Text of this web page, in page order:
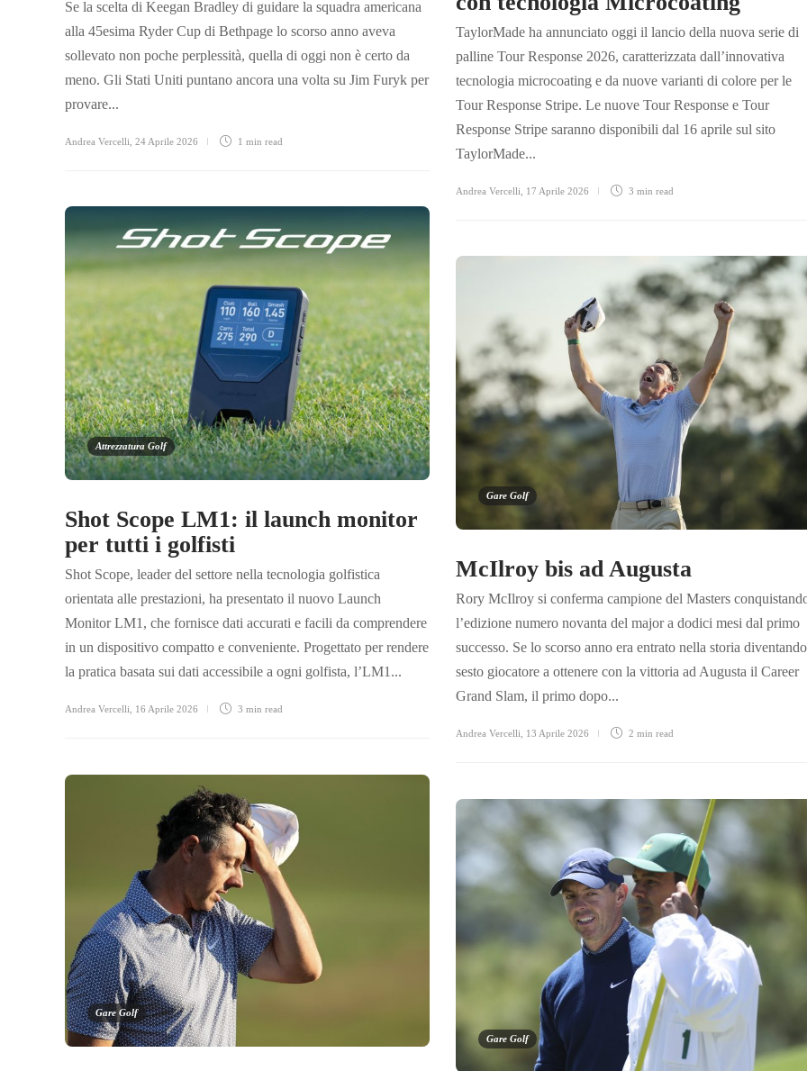
Se la scelta di Keegan Bradley di guidare la squadra americana
alla 45esima Ryder Cup di Bethpage lo scorso anno aveva
sollevato non poche perplessità, quella di oggi non è certo da
meno. Gli Stati Uniti puntano ancora una volta su Jim Furyk per
provare...
Andrea Vercelli 24 Aprile 2026 1 min read
TaylorMade ha annunciato oggi il lancio della nuova serie di
palline Tour Response 2026, caratterizzata dall’innovativa
tecnologia microcoating e da nuove varianti di colore per le
Tour Response Stripe. Le nuove Tour Response e Tour
Response Stripe saranno disponibili dal 16 aprile sul sito
TaylorMade...
Andrea Vercelli 17 Aprile 2026 3 min read
Attrezzatura Golf
Shot Scope LM1: il launch monitor
per tutti i golfisti
Shot Scope, leader del settore nella tecnologia golfistica
orientata alle prestazioni, ha presentato il nuovo Launch
Monitor LM1, che fornisce dati accurati e facili da comprendere
in un dispositivo compatto e conveniente. Progettato per rendere
la pratica basata sui dati accessibile a ogni golfista, l’LM1...
Andrea Vercelli 16 Aprile 2026 3 min read
Gare Golf
McIlroy bis ad Augusta
Rory McIlroy si conferma campione del Masters
l’edizione numero novanta del major a dodici mesi dal primo
successo. Se lo scorso anno era entrato nella storia
sesto giocatore a ottenere con la vittoria ad Augusta il Career
Grand Slam, il primo dopo...
Andrea Vercelli 13 Aprile 2026 2 min read
Gare Golf
Gare Golf